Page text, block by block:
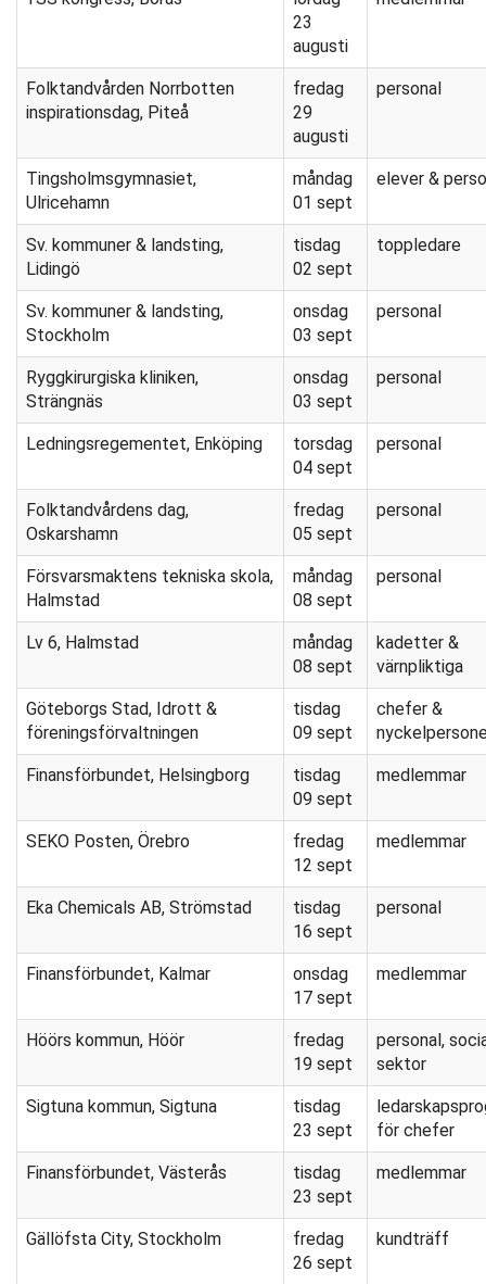
23
augusti
Folktandvården Norrbotten
inspirationsdag, Piteå
fredag
29
augusti
personal
Tingsholmsgymnasiet,
Ulricehamn
måndag
01 sept
elever &
Sv. kommuner & landsting,
Lidingö
tisdag
02 sept
toppledare
Sv. kommuner & landsting,
Stockholm
onsdag
03 sept
personal
Ryggkirurgiska kliniken,
Strängnäs
onsdag
03 sept
personal
Ledningsregementet, Enköping
torsdag
04 sept
personal
Folktandvårdens dag,
Oskarshamn
fredag
05 sept
personal
Försvarsmaktens tekniska skola,
Halmstad
måndag
08 sept
personal
Lv 6, Halmstad
måndag
08 sept
kadetter &
värnpliktiga
Göteborgs Stad, Idrott &
föreningsförvaltningen
tisdag
09 sept
chefer &
Finansförbundet, Helsingborg
tisdag
09 sept
medlemmar
SEKO Posten, Örebro
fredag
12 sept
medlemmar
Eka Chemicals AB, Strömstad
tisdag
16 sept
personal
Finansförbundet, Kalmar
onsdag
17 sept
medlemmar
Höörs kommun, Höör
fredag
19 sept
personal,
sektor
Sigtuna kommun, Sigtuna
tisdag
23 sept
för chefer
Finansförbundet, Västerås
tisdag
23 sept
medlemmar
Gällöfsta City, Stockholm
fredag
26 sept
kundträff